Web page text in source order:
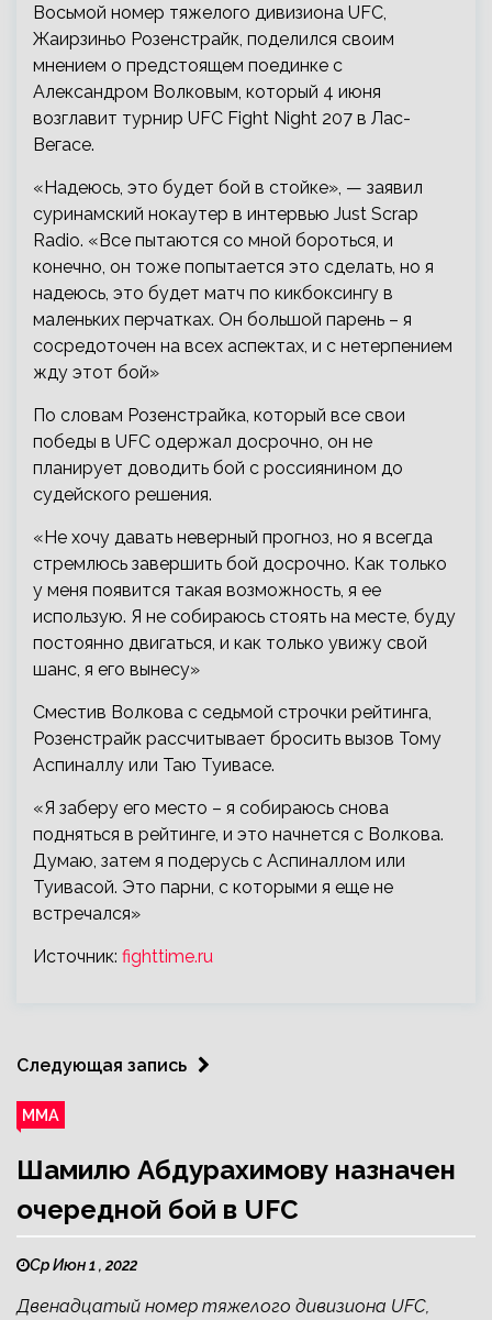
Восьмой номер тяжелого дивизиона UFC,
Жаирзиньо Розенстрайк, поделился своим
мнением о предстоящем поединке с
Александром Волковым, который 4 июня
возглавит турнир UFC Fight Night 207 в Лас-
Вегасе.
«Надеюсь, это будет бой в стойке», — заявил
суринамский нокаутер в интервью Just Scrap
Radio. «Все пытаются со мной бороться, и
конечно, он тоже попытается это сделать, но я
надеюсь, это будет матч по кикбоксингу в
маленьких перчатках. Он большой парень – я
сосредоточен на всех аспектах, и с нетерпением
жду этот бой»
По словам Розенстрайка, который все свои
победы в UFC одержал досрочно, он не
планирует доводить бой с россиянином до
судейского решения.
«Не хочу давать неверный прогноз, но я всегда
стремлюсь завершить бой досрочно. Как только
у меня появится такая возможность, я ее
использую. Я не собираюсь стоять на месте, буду
постоянно двигаться, и как только увижу свой
шанс, я его вынесу»
Сместив Волкова с седьмой строчки рейтинга,
Розенстрайк рассчитывает бросить вызов Тому
Аспиналлу или Таю Туивасе.
«Я заберу его место – я собираюсь снова
подняться в рейтинге, и это начнется с Волкова.
Думаю, затем я подерусь с Аспиналлом или
Туивасой. Это парни, с которыми я еще не
встречался»
Источник: fighttime.ru
Следующая запись
ММА
Шамилю Абдурахимову назначен
очередной бой в UFC
Ср Июн 1 , 2022
Двенадцатый номер тяжелого дивизиона UFC,